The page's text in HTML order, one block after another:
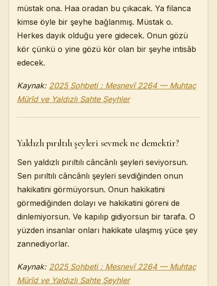
müstak ona. Haa oradan bu çıkacak. Ya filanca
kimse öyle bir şeyhe bağlanmış. Müstak o.
Herkes dayık olduğu yere gidecek. Onun gözü
kör çünkü o yine gözü kör olan bir şeyhe intisâb
edecek.
Kaynak: 2025 Sohbeti : Mesnevî 2264 — Muhtaç
Mürîd ve Yaldızlı Sahte Şeyhler
Yaldızlı pırıltılı şeyleri sevmek ne demektir?
Sen yaldızlı pırıltılı câncânlı şeyleri seviyorsun.
Sen pırıltılı câncânlı şeyleri sevdiğinden onun
hakikatini görmüyorsun. Onun hakikatini
görmediğinden dolayı ve hakikatini göreni de
dinlemiyorsun. Ve kapılıp gidiyorsun bir tarafa. O
yüzden insanlar onları hakikate ulaşmış yüce şey
zannediyorlar.
Kaynak: 2025 Sohbeti : Mesnevî 2264 — Muhtaç
Mürîd ve Yaldızlı Sahte Şeyhler